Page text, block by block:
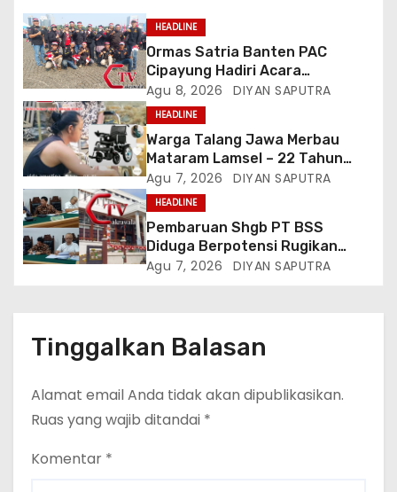
HEADLINE
Ormas Satria Banten PAC
Cipayung Hadiri Acara
Menjelang HUT Ke-81
Kemerdekaan RI Di Silang Monas
Agu 8, 2026 DIYAN SAPUTRA
HEADLINE
Warga Talang Jawa Merbau
Mataram Lamsel – 22 Tahun
Lumpuh Vina Agustina Viral Di
Tiktok Inginkan Kursi Roda
Listrik, Kepala Perwakilan
Provinsi Lampung Media
Cakrawala Tv Meminta Pemda
Lamsel Bertindak
Agu 7, 2026 DIYAN SAPUTRA
HEADLINE
Pembaruan Shgb PT BSS
Diduga Berpotensi Rugikan
Negara, Kementrian ATR/BPN Di
Agu 7, 2026 DIYAN SAPUTRA
Tinggalkan Balasan
Alamat email Anda tidak akan dipublikasikan.
Ruas yang wajib ditandai *
Komentar *